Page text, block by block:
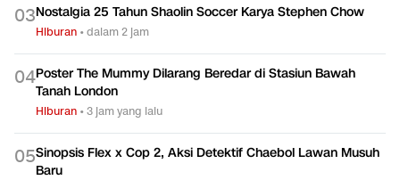
03Nostalgia 25 Tahun Shaolin Soccer Karya Stephen Chow
Hiburan •dalam 2 jam
04Poster The Mummy Dilarang Beredar di Stasiun Bawah
Tanah London
Hiburan •3 jam yang lalu
05Sinopsis Flex x Cop 2, Aksi Detektif Chaebol Lawan Musuh
Baru